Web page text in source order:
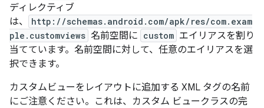
ディレクティブ
は、
http://schemas.android.com/apk/res/com.exam
ple.customviews 名前空間に custom エイリアスを割り
当てています。名前空間に対して、任意のエイリアスを選
択できます。
カスタムビューをレイアウトに追加する XML タグの名前
にご注意ください。これは、カスタム ビュークラスの完